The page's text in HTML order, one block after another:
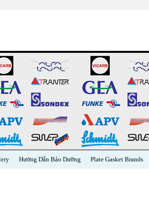
Hướng Dẫn Bảo Dưỡng Plate Gasket Brands